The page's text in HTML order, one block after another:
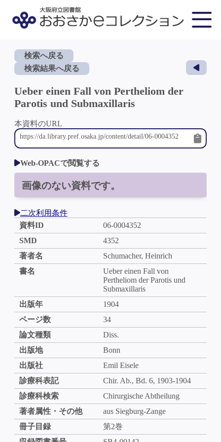
検索へ戻る
検索結果へ戻る
Ueber einen Fall von Pertheliom der
Parotis und Submaxillaris
本資料のURL
Web-OPACで閲覧する
画像のない資料です。
二次利用条件
資料ID
06-0004352
SMD
4352
著者名
Schumacher, Heinrich
書名
Ueber einen Fall von
Pertheliom der Parotis und
Submaxillaris
出版年
1904
ページ数
34
論文種類
Diss.
出版地
Bonn
出版社
Emil Eisele
診療科表記
Chir. Ab., Bd. 6, 1903-1904
診療科検索
Chirurgische Abtheilung
著者属性・その他
aus Siegburg-Zange
冊子目録
第2巻